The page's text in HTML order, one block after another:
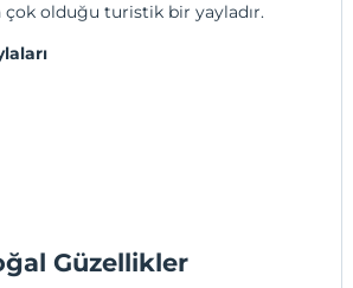
çok olduğu turistik bir yayladır.
Güzellikler